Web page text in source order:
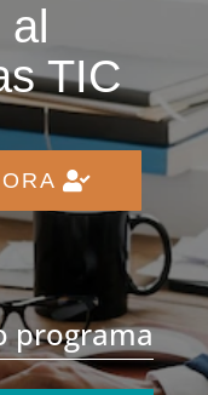
TIC
programa